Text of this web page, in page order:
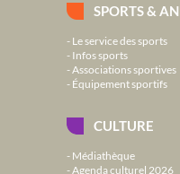
SPORTS &
Le service des sports
Infos sports
Associations sportives
Équipement sportifs
CULTURE
Médiathèque
Agenda culturel 2026